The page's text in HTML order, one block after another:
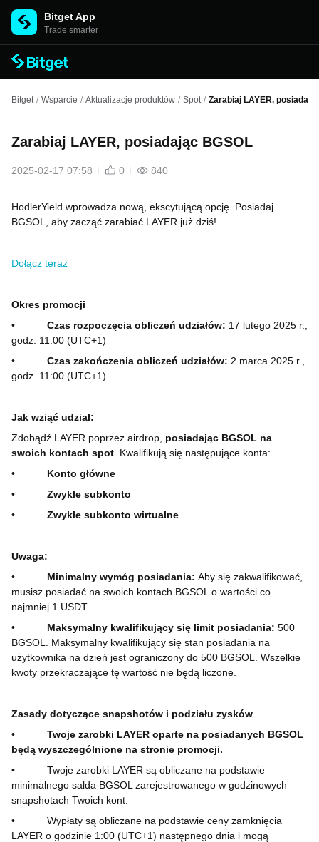
Bitget App
Trade smarter
Bitget / Wsparcie / Aktualizacje produktów / Spot / Zarabiaj LAYER,
Zarabiaj LAYER, posiadając BGSOL
2025-02-17 07:58 0 840
HodlerYield wprowadza nową, ekscytującą opcję. Posiadaj
BGSOL, aby zacząć zarabiać LAYER już dziś!
Dołącz teraz
Okres promocji
•
Czas rozpoczęcia obliczeń udziałów: 17 lutego 2025 r.,
godz. 11:00 (UTC+1)
•
Czas zakończenia obliczeń udziałów: 2 marca 2025 r.,
godz. 11:00 (UTC+1)
Jak wziąć udział:
Zdobądź LAYER poprzez airdrop, posiadając BGSOL na
swoich kontach spot . Kwalifikują się następujące konta:
•
Konto główne
•
Zwykłe subkonto
•
Zwykłe subkonto wirtualne
Uwaga:
•
Minimalny wymóg posiadania: Aby się zakwalifikować,
musisz posiadać na swoich kontach BGSOL o wartości co
najmniej 1 USDT.
•
Maksymalny kwalifikujący się limit posiadania: 500
BGSOL. Maksymalny kwalifikujący się stan posiadania na
użytkownika na dzień jest ograniczony do 500 BGSOL. Wszelkie
kwoty przekraczające tę wartość nie będą liczone.
Zasady dotyczące snapshotów i podziału zysków
•
Twoje zarobki LAYER oparte na posiadanych BGSOL
będą wyszczególnione na stronie promocji.
•
Twoje zarobki LAYER są obliczane na podstawie
minimalnego salda BGSOL zarejestrowanego w godzinowych
snapshotach Twoich kont.
•
Wypłaty są obliczane na podstawie ceny zamknięcia
LAYER o godzinie 1:00 (UTC+1) następnego dnia i mogą